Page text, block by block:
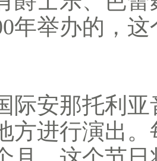
年举办的，
际安那托利
方进行演出